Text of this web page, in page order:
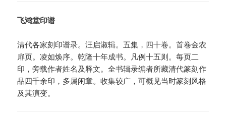
飞鸿堂印谱
清代各家刻印谱录。汪启淑辑。五集，四十卷。首卷金农
扉页。凌如焕序。乾隆十年成书。凡例十五则。每页二
印，旁载作者姓名及释文。全书辑录编者所藏清代篆刻作
品四千余印，多属闲章。收集较广，可概见当时篆刻风格
及其演变。